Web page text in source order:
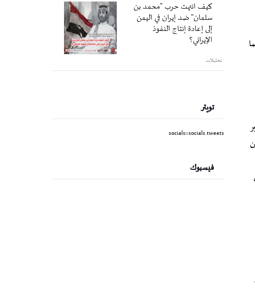
كيف انتهت حرب "محمد بن
سلمان" ضد إيران في اليمن
إلى إعادة إنتاج النفوذ
الإيراني؟
تحليلات
تويتر
socials::socials.tweets
فيسبوك